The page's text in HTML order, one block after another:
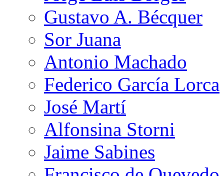
Gustavo A. Bécquer
Sor Juana
Antonio Machado
Federico García Lorca
José Martí
Alfonsina Storni
Jaime Sabines